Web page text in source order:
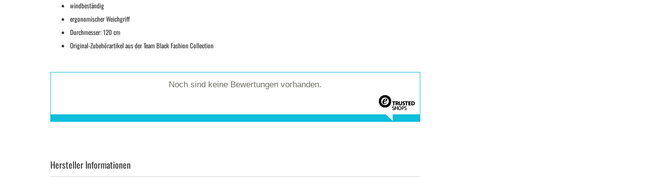
windbeständig
ergonomischer Weichgriff
Durchmesser: 120 cm
Original-Zubehörartikel aus der Team Black Fashion Collection
Noch sind keine Bewertungen vorhanden.
Hersteller Informationen